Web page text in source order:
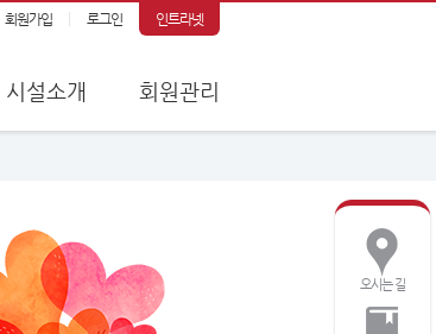
회원가입 로그인 인트라넷
시설소개 회원관리
오시는 길